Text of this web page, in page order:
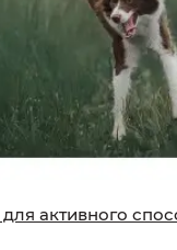
активного